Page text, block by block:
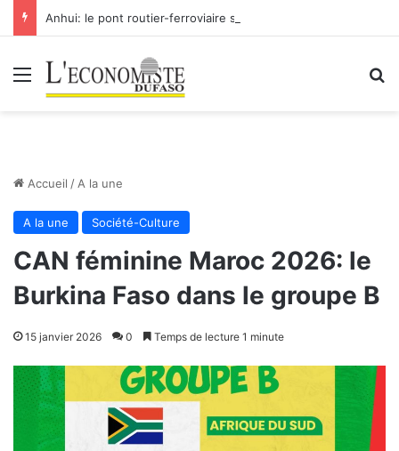
Menu
Accueil / A la une
A la une Société-Culture
CAN féminine Maroc 2026: le
Burkina Faso dans le groupe B
15 janvier 2026 0 Temps de lecture 1 minute